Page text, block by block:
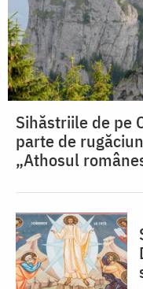
Sihăstriile de pe
parte de
„Athosul